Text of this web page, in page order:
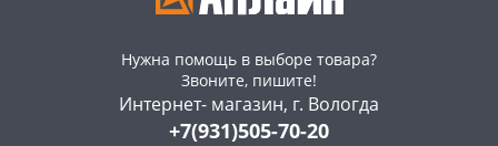
Нужна помощь в выборе товара?
Звоните, пишите!
Интернет- магазин, г. Вологда
+7(931)505-70-20